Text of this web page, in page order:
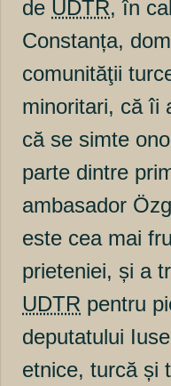
de UDTR, în
Constanța,
comunităţii
minoritari, că îi
că se simte
parte dintre
ambasador
este cea mai
prieteniei, și a
UDTR pentru
deputatului
etnice, turcă și